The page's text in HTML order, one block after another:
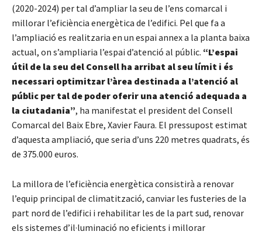
(2020-2024) per tal d’ampliar la seu de l’ens comarcal i
millorar l’eficiència energètica de l’edifici. Pel que fa a
l’ampliació es realitzaria en un espai annex a la planta baixa
actual, on s’ampliaria l’espai d’atenció al públic. “L’espai
útil de la seu del Consell ha arribat al seu límit i és
necessari optimitzar l’àrea destinada a l’atenció al
públic per tal de poder oferir una atenció adequada a
la ciutadania”, ha manifestat el president del Consell
Comarcal del Baix Ebre, Xavier Faura. El pressupost estimat
d’aquesta ampliació, que seria d’uns 220 metres quadrats, és
de 375.000 euros.
La millora de l’eficiència energètica consistirà a renovar
l’equip principal de climatització, canviar les fusteries de la
part nord de l’edifici i rehabilitar les de la part sud, renovar
els sistemes d’il·luminació no eficients i millorar